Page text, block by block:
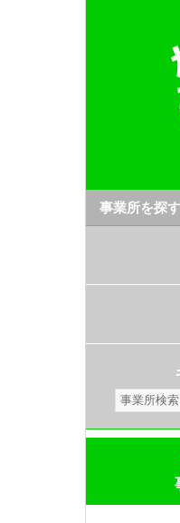
事業所を探す
検
索: